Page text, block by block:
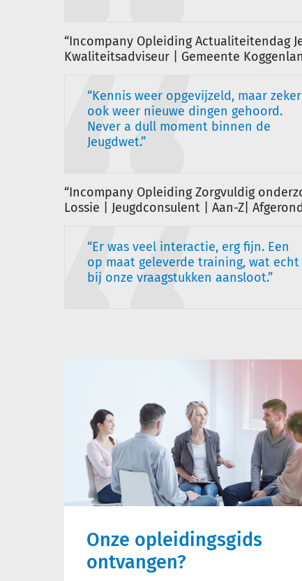
“Incompany Opleiding Actualiteitendag
Kwaliteitsadviseur | Gemeente
Kennis weer opgevijzeld, maar zeker
ook weer nieuwe dingen gehoord.
Never a dull moment binnen de
Jeugdwet.
“Incompany Opleiding Zorgvuldig
Lossie | Jeugdconsulent | Aan-Z|
Er was veel interactie, erg fijn. Een
op maat geleverde training, wat echt
bij onze vraagstukken aansloot.
Onze opleidingsgids
ontvangen?